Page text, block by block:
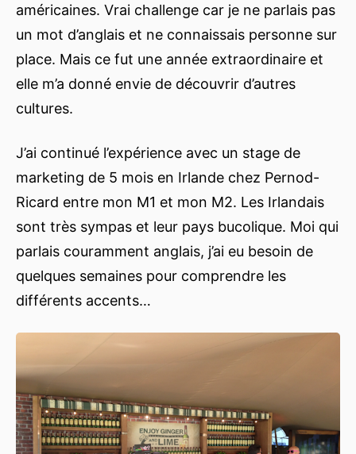
américaines. Vrai challenge car je ne parlais pas
un mot d’anglais et ne connaissais personne sur
place. Mais ce fut une année extraordinaire et
elle m’a donné envie de découvrir d’autres
cultures.
J’ai continué l’expérience avec un stage de
marketing de 5 mois en Irlande chez Pernod-
Ricard entre mon M1 et mon M2. Les Irlandais
sont très sympas et leur pays bucolique. Moi qui
parlais couramment anglais, j’ai eu besoin de
quelques semaines pour comprendre les
différents accents…